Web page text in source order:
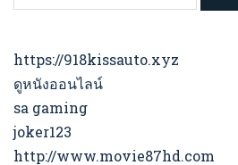
https://918kissauto.xyz
ดูหนังออนไลน์
sa gaming
joker123
http://www.movie87hd.com